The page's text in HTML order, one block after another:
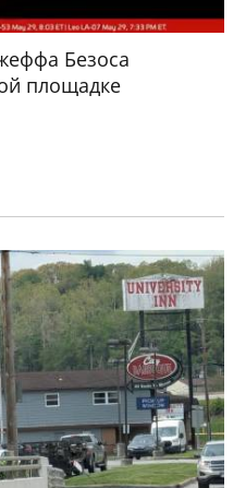
Безоса
площадке